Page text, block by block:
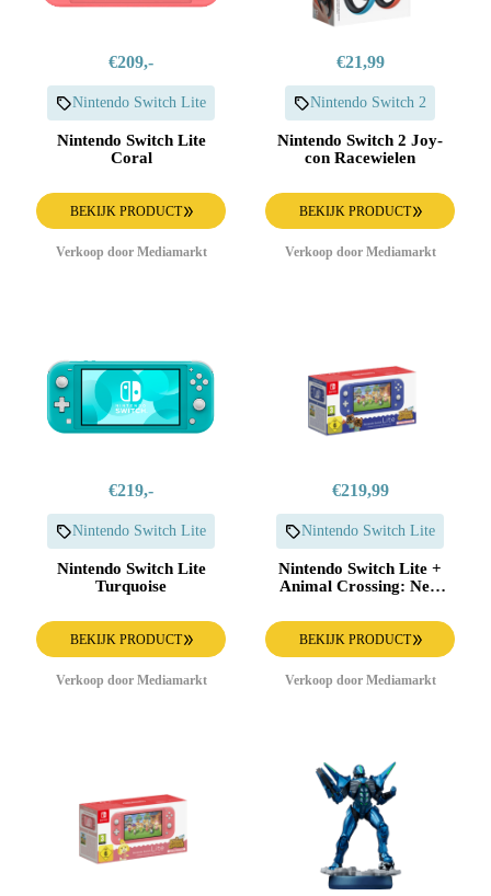
€209,-
Nintendo Switch Lite
Nintendo Switch Lite
Coral
BEKIJK PRODUCT
Verkoop door Mediamarkt
€21,99
Nintendo Switch 2
Nintendo Switch 2 Joy-
con Racewielen
BEKIJK PRODUCT
Verkoop door Mediamarkt
€219,-
Nintendo Switch Lite
Nintendo Switch Lite
Turquoise
BEKIJK PRODUCT
Verkoop door Mediamarkt
€219,99
Nintendo Switch Lite
Nintendo Switch Lite +
Animal Crossing: New
BEKIJK PRODUCT
Verkoop door Mediamarkt